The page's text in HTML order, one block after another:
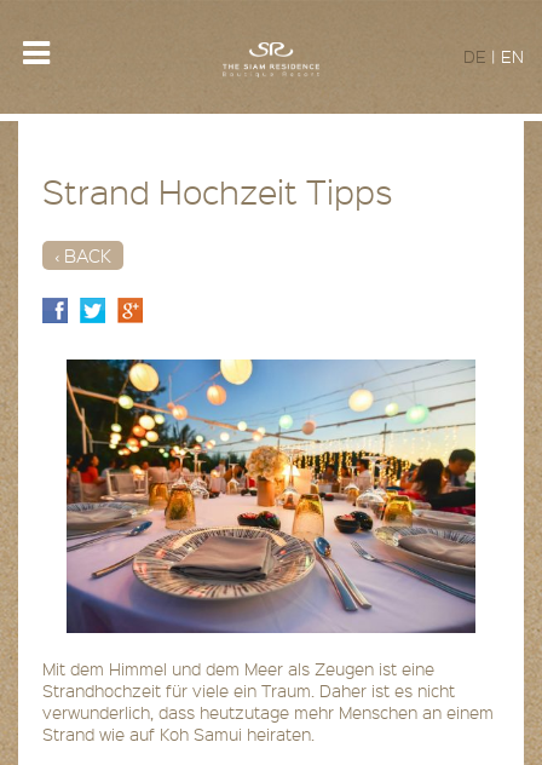
DE | EN
Strand Hochzeit Tipps
‹ BACK
Mit dem Himmel und dem Meer als Zeugen ist eine
Strandhochzeit für viele ein Traum. Daher ist es nicht
verwunderlich, dass heutzutage mehr Menschen an einem
Strand wie auf Koh Samui heiraten.